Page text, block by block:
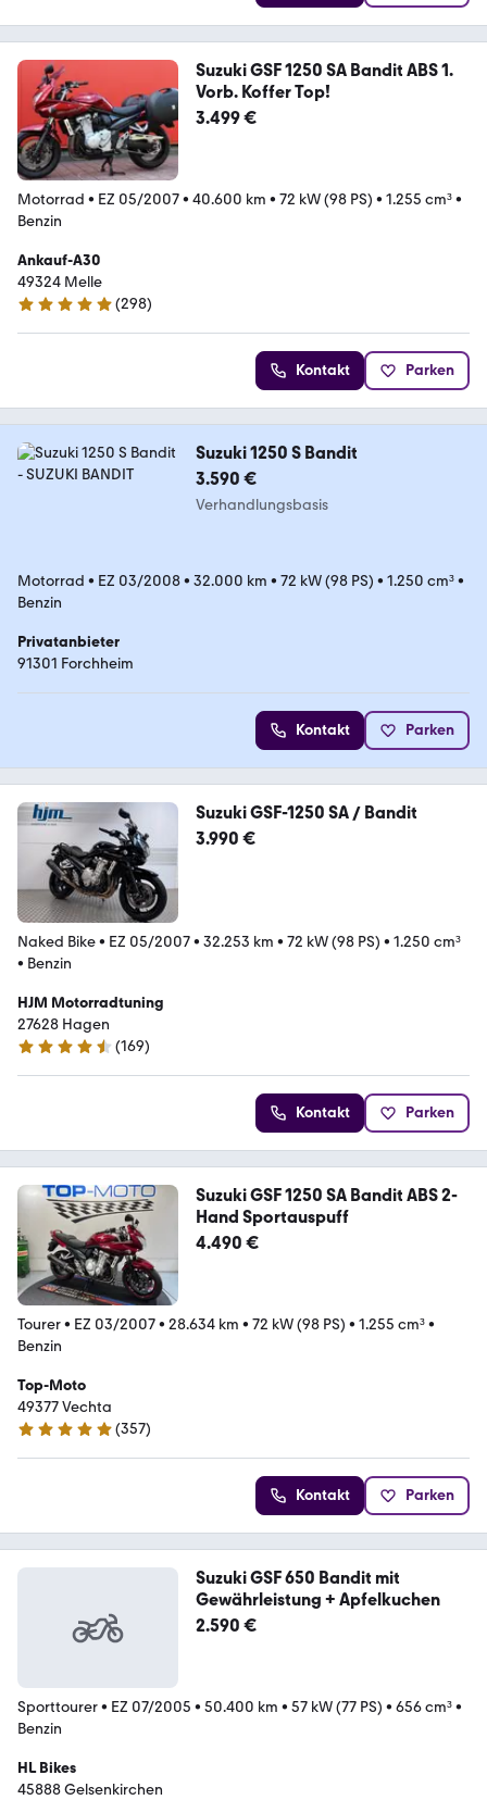
Suzuki GSF 1250 SA Bandit ABS 1.
Vorb. Koffer Top!
3.499 €
Motorrad • EZ 05/2007• 40.600 km • 72 kW (98 PS) • 1.255 cm³•
Benzin
Ankauf-A30
49324 Melle
4.8 Sterne
(298)
Kontakt Parken
Suzuki 1250 S Bandit
3.590 €
Verhandlungsbasis
Motorrad • EZ 03/2008• 32.000 km • 72 kW (98 PS) • 1.250 cm³•
Benzin
Privatanbieter
91301 Forchheim
Kontakt Parken
Suzuki GSF-1250 SA / Bandit
3.990 €
Naked Bike• EZ 05/2007• 32.253 km • 72 kW (98 PS) • 1.250 cm³
• Benzin
HJM Motorradtuning
27628 Hagen
4.7 Sterne
(169)
Kontakt Parken
Suzuki GSF 1250 SA Bandit ABS 2-
Hand Sportauspuff
4.490 €
Tourer• EZ 03/2007• 28.634 km • 72 kW (98 PS) • 1.255 cm³•
Benzin
Top-Moto
49377 Vechta
4.8 Sterne
(357)
Kontakt Parken
Suzuki GSF 650 Bandit mit
Gewährleistung + Apfelkuchen
2.590 €
Sporttourer• EZ 07/2005 • 50.400 km • 57 kW (77 PS) • 656 cm³•
Benzin
HL Bikes
45888 Gelsenkirchen